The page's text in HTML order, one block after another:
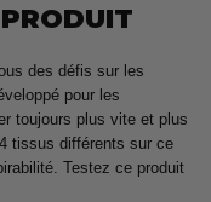
des défis sur les
pour les
toujours plus vite et plus
tissus différents sur ce
Testez ce produit